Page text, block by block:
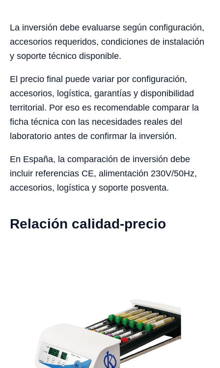
La inversión debe evaluarse según configuración,
accesorios requeridos, condiciones de instalación
y soporte técnico disponible.
El precio final puede variar por configuración,
accesorios, logística, garantías y disponibilidad
territorial. Por eso es recomendable comparar la
ficha técnica con las necesidades reales del
laboratorio antes de confirmar la inversión.
En España, la comparación de inversión debe
incluir referencias CE, alimentación 230V/50Hz,
accesorios, logística y soporte posventa.
Relación calidad-precio